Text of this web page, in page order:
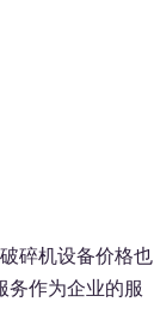
碎机设备价格也
务作为企业的服